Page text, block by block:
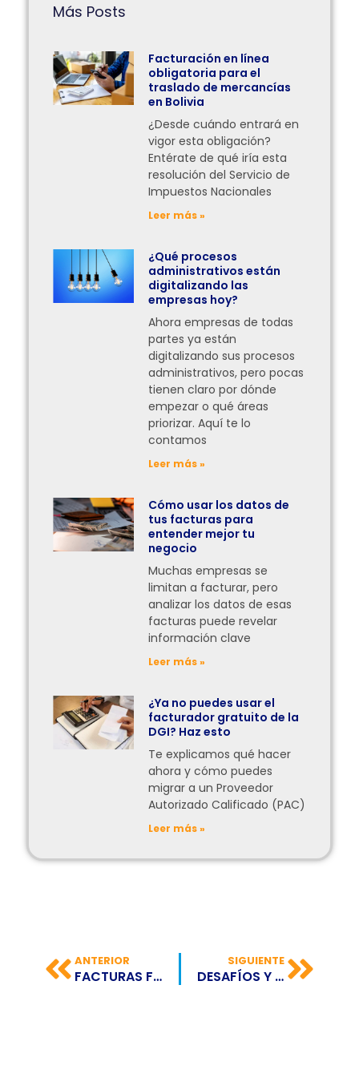
Más Posts
Facturación en línea
obligatoria para el
traslado de mercancías
en Bolivia
¿Desde cuándo entrará en
vigor esta obligación?
Entérate de qué iría esta
resolución del Servicio de
Impuestos Nacionales
Leer más »
¿Qué procesos
administrativos están
digitalizando las
empresas hoy?
Ahora empresas de todas
partes ya están
digitalizando sus procesos
administrativos, pero pocas
tienen claro por dónde
empezar o qué áreas
priorizar. Aquí te lo
contamos
Leer más »
Cómo usar los datos de
tus facturas para
entender mejor tu
negocio
Muchas empresas se
limitan a facturar, pero
analizar los datos de esas
facturas puede revelar
información clave
Leer más »
¿Ya no puedes usar el
facturador gratuito de la
DGI? Haz esto
Te explicamos qué hacer
ahora y cómo puedes
migrar a un Proveedor
Autorizado Calificado (PAC)
Leer más »
ANTERIOR
FACTURAS FALSAS: UNA PRÁCTICA CON PATAS MUY CORTAS
SIGUIENTE
DESAFÍOS Y OPORTUNIDADES QUE UN EMPRENDEDOR DEBE TENER EN CUENTA PARA TRIUNFAR